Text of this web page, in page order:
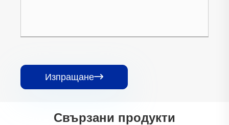
Изпращане
Свързани продукти